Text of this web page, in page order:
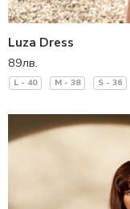
Luza Dress
89лв.
L - 40 M - 38 S - 36